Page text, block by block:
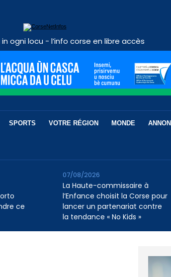
in ogni locu - l’info corse en libre accès
SPORTS VOTRE RÉGION MONDE
ce
La Haute-commissaire à
l’Enfance choisit la Corse pour
lancer un partenariat contre
la tendance « No Kids »
07/08/2026